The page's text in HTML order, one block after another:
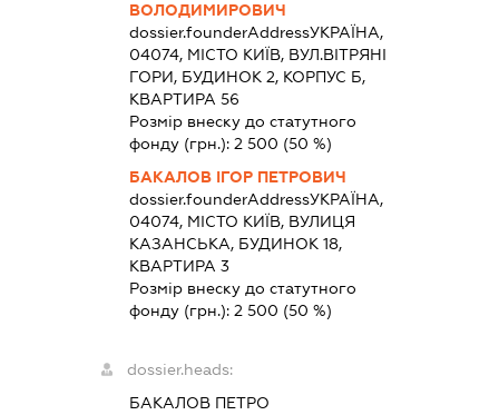
ВОЛОДИМИРОВИЧ
dossier.founderAddressУКРАЇНА,
04074, МІСТО КИЇВ, ВУЛ.ВІТРЯНІ
ГОРИ, БУДИНОК 2, КОРПУС Б,
КВАРТИРА 56
Розмір внеску до статутного
фонду (грн.): 2 500 (50 %)
БАКАЛОВ ІГОР ПЕТРОВИЧ
dossier.founderAddressУКРАЇНА,
04074, МІСТО КИЇВ, ВУЛИЦЯ
КАЗАНСЬКА, БУДИНОК 18,
КВАРТИРА 3
Розмір внеску до статутного
фонду (грн.): 2 500 (50 %)
dossier.heads:
БАКАЛОВ ПЕТРО